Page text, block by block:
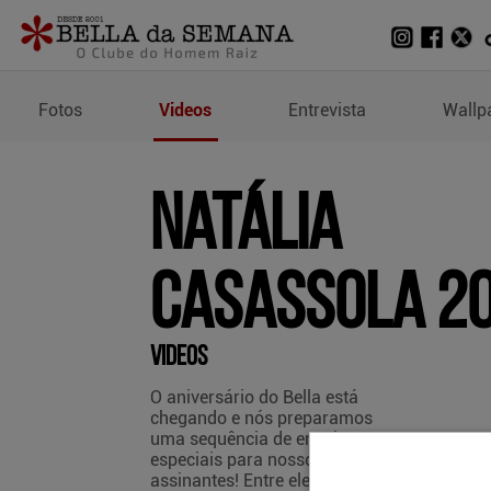
Vídeos de Natália
Fotos Videos Entrevista
Natália
Casassola
Videos
O aniversário do Bella está
chegando e nós preparamos
uma sequência de ensaios
especiais para nossos
assinantes! Entre eles, uma